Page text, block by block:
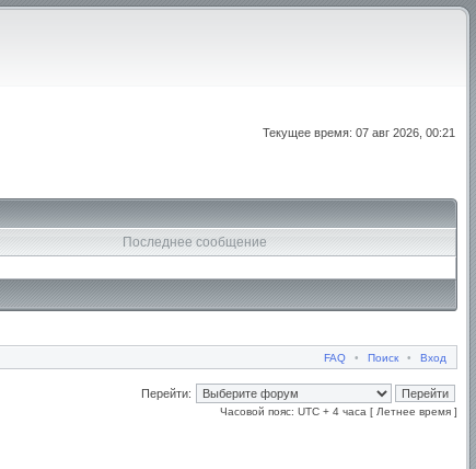
Текущее время: 07 авг 2026, 00:21
Последнее сообщение
FAQ • Поиск • Вход
Перейти:
Часовой пояс: UTC + 4 часа [ Летнее время ]